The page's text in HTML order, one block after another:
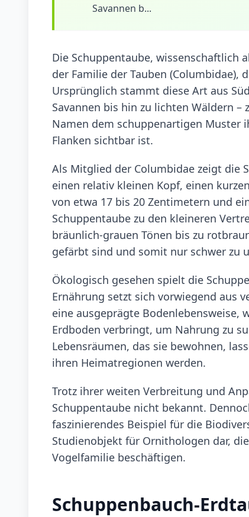
Savannen b...
Die Schuppentaube, wissenschaftlich
der Familie der Tauben (Columbidae),
Ursprünglich stammt diese Art aus
Savannen bis hin zu lichten Wäldern
Namen dem schuppenartigen Muster
Flanken sichtbar ist.
Als Mitglied der Columbidae zeigt die
einen relativ kleinen Kopf, einen
von etwa 17 bis 20 Zentimetern und
Schuppentaube zu den kleineren
bräunlich-grauen Tönen bis zu
gefärbt sind und somit nur schwer zu
Ökologisch gesehen spielt die
Ernährung setzt sich vorwiegend aus
eine ausgeprägte Bodenlebensweise,
Erdboden verbringt, um Nahrung zu
Lebensräumen, das sie bewohnen,
ihren Heimatregionen werden.
Trotz ihrer weiten Verbreitung und
Schuppentaube nicht bekannt.
faszinierendes Beispiel für die
Studienobjekt für Ornithologen dar,
Vogelfamilie beschäftigen.
Schuppenbauch-